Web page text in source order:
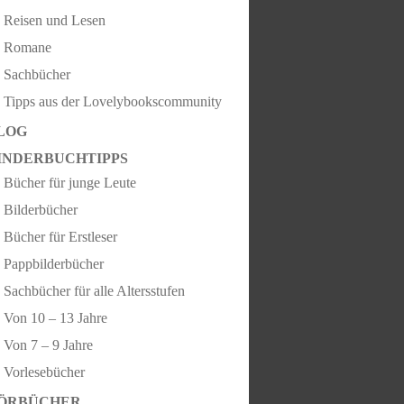
Reisen und Lesen
Romane
Sachbücher
Tipps aus der Lovelybookscommunity
Bücher für junge Leute
Bilderbücher
Bücher für Erstleser
Pappbilderbücher
Sachbücher für alle Altersstufen
Von 10 – 13 Jahre
Von 7 – 9 Jahre
Vorlesebücher